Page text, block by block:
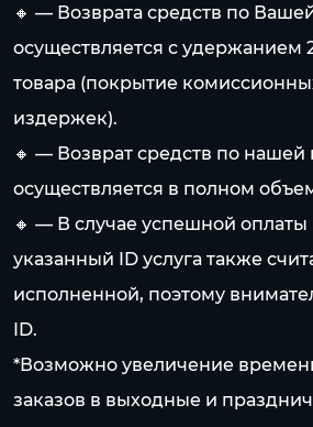
🔸 — Возврата средств по
осуществляется с удержанием
товара (покрытие
издержек).
🔸 — Возврат средств по нашей
осуществляется в полном
🔸 — В случае успешной
указанный ID услуга также
исполненной, поэтому
ID.
*Возможно увеличение
заказов в выходные и